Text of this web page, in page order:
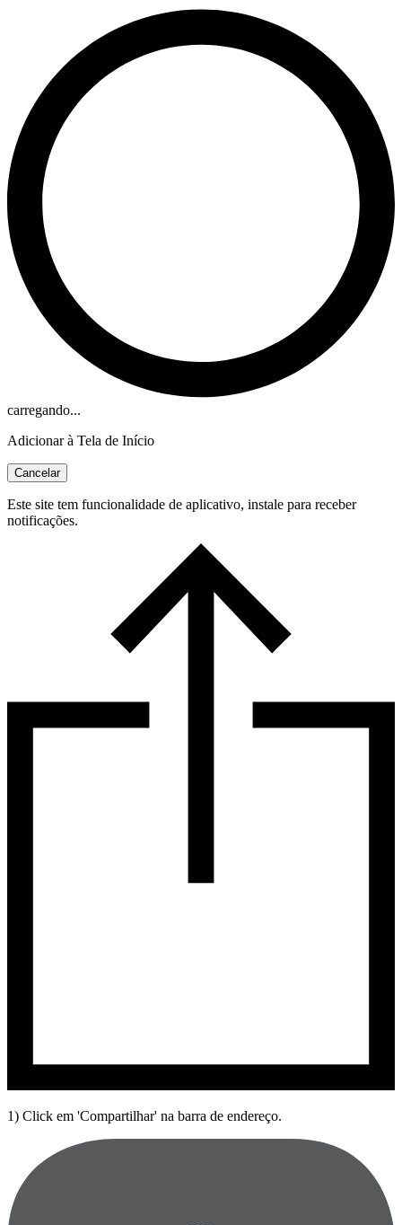
carregando...
Adicionar à Tela de Início
Cancelar
Este site tem funcionalidade de aplicativo, instale para receber
notificações.
1) Click em 'Compartilhar' na barra de endereço.